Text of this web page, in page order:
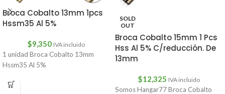
Broca Cobalto 13mm 1pcs
Hssm35 Al 5%
$9,350 IVA incluido
1 unidad Broca Cobalto 13mm
Hssm35 Al 5%
SOLD
OUT
Broca Cobalto 15mm 1 Pcs
Hss Al 5% C/reducción. De
13mm
$12,325 IVA incluido
Somos Hangar77 Broca Cobalto